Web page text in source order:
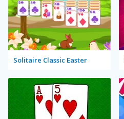
Solitaire Classic Easter